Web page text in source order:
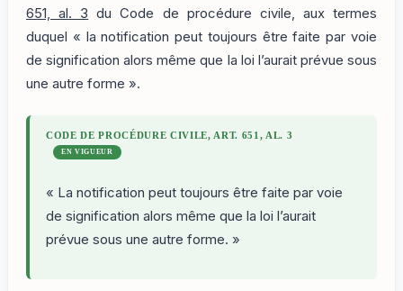
651, al. 3 du Code de procédure civile, aux termes
duquel « la notification peut toujours être faite par voie
de signification alors même que la loi l’aurait prévue sous
une autre forme ».
CODE DE PROCÉDURE CIVILE, ART. 651, AL. 3
EN VIGUEUR
« La notification peut toujours être faite par voie
de signification alors même que la loi l’aurait
prévue sous une autre forme. »